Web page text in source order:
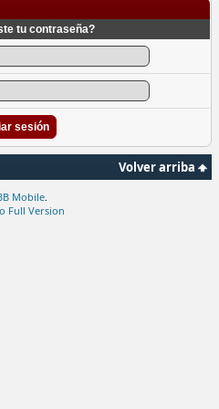
tu contraseña?
Volver arriba
Mobile
Full Version